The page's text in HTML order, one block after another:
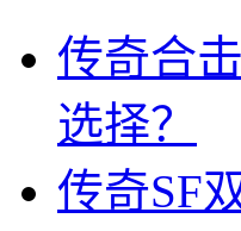
传奇合
选择？
传奇SF